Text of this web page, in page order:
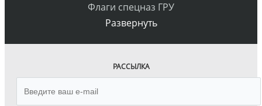
Флаги спецназ ГРУ
Развернуть
РАССЫЛКА